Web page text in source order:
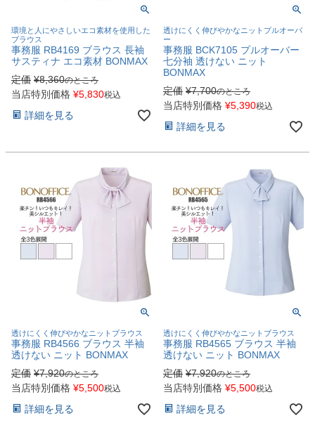
環境と人にやさしいエコ素材を使用した
ブラウス
事務服 RB4169 ブラウス 長袖
サスティナ エコ素材 BONMAX
定価 ¥8,360のところ
当店特別価格 ¥5,830税込
詳細を見る
透けにくく伸びやかなニットプルオーバ
ー
事務服 BCK7105 プルオーバー
七分袖 透けない ニット
BONMAX
定価 ¥7,700のところ
当店特別価格 ¥5,390税込
詳細を見る
透けにくく伸びやかなニットブラウス
事務服 RB4566 ブラウス 半袖
透けない ニット BONMAX
定価 ¥7,920のところ
当店特別価格 ¥5,500税込
詳細を見る
透けにくく伸びやかなニットブラウス
事務服 RB4565 ブラウス 半袖
透けない ニット BONMAX
定価 ¥7,920のところ
当店特別価格 ¥5,500税込
詳細を見る